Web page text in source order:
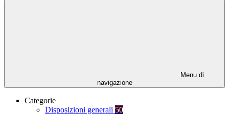
Menu di
navigazione
Categorie
Disposizioni generali 50